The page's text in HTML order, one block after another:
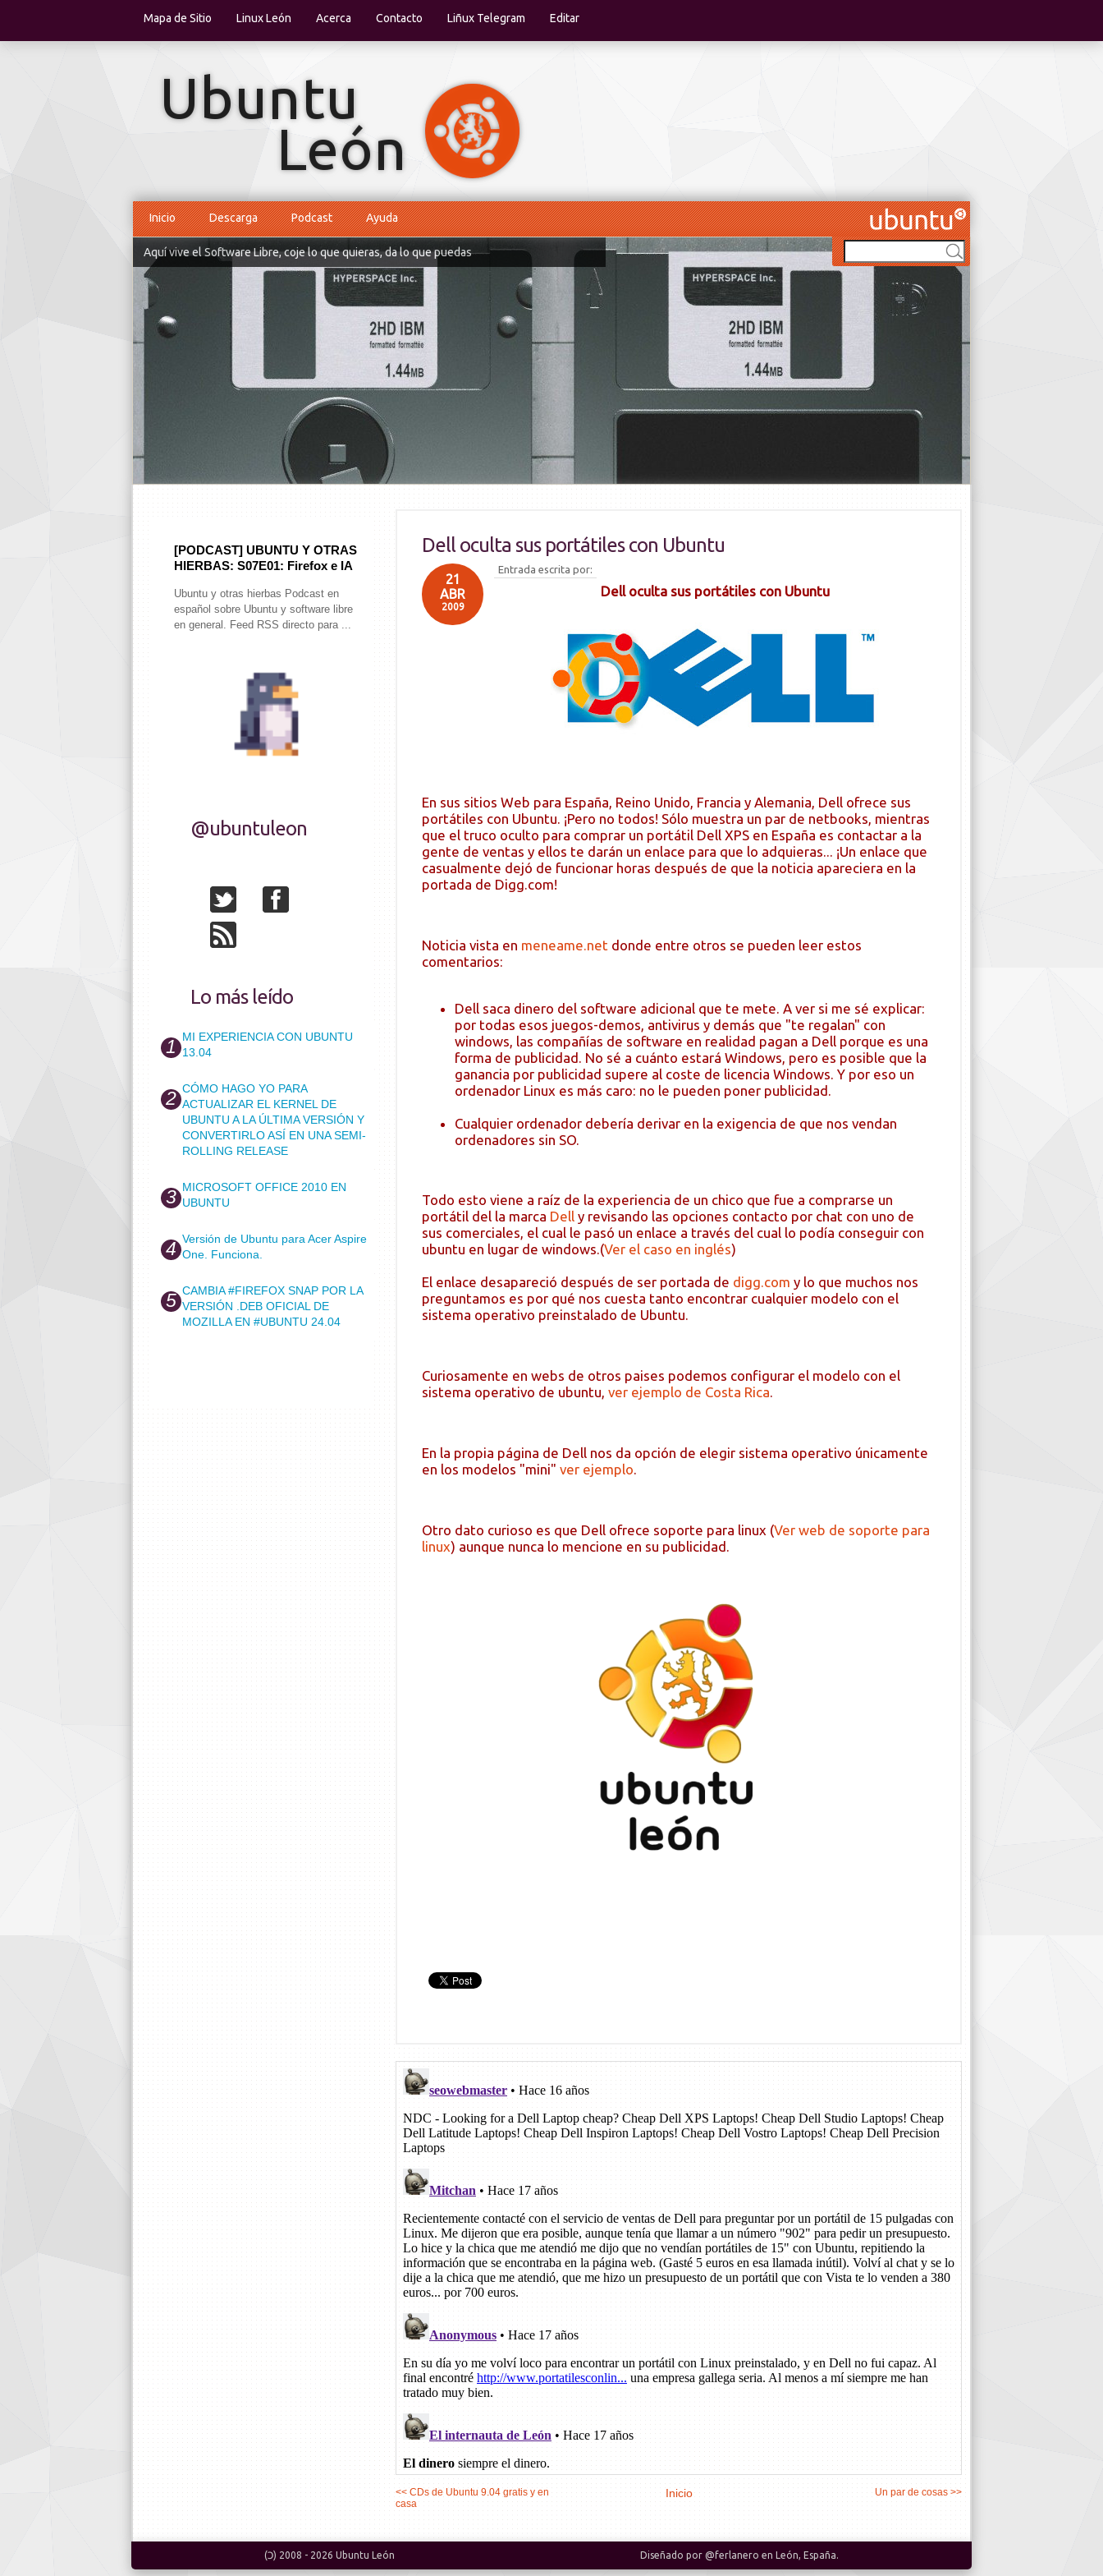
Mapa de Sitio Linux León Acerca Contacto Liñux Telegram Editar
Inicio Descarga Podcast Ayuda
Aquí vive el Software Libre, coje lo que quieras, da lo que puedas
Dell oculta sus portátiles con Ubuntu
Entrada escrita por:
21
ABR
2009
Dell oculta sus portátiles con Ubuntu
En sus sitios Web para España, Reino Unido, Francia y Alemania, Dell ofrece sus
portátiles con Ubuntu. ¡Pero no todos! Sólo muestra un par de netbooks, mientras
que el truco oculto para comprar un portátil Dell XPS en España es contactar a la
gente de ventas y ellos te darán un enlace para que lo adquieras... ¡Un enlace que
casualmente dejó de funcionar horas después de que la noticia apareciera en la
portada de Digg.com!
Noticia vista en meneame.net donde entre otros se pueden leer estos
comentarios:
Dell saca dinero del software adicional que te mete. A ver si me sé explicar:
por todas esos juegos-demos, antivirus y demás que "te regalan" con
windows, las compañías de software en realidad pagan a Dell porque es una
forma de publicidad. No sé a cuánto estará Windows, pero es posible que la
ganancia por publicidad supere al coste de licencia Windows. Y por eso un
ordenador Linux es más caro: no le pueden poner publicidad.
Cualquier ordenador debería derivar en la exigencia de que nos vendan
ordenadores sin SO.
Todo esto viene a raíz de la experiencia de un chico que fue a comprarse un
portátil del la marca Dell y revisando las opciones contacto por chat con uno de
sus comerciales, el cual le pasó un enlace a través del cual lo podía conseguir con
ubuntu en lugar de windows.(Ver el caso en inglés)
El enlace desapareció después de ser portada de digg.com y lo que muchos nos
preguntamos es por qué nos cuesta tanto encontrar cualquier modelo con el
sistema operativo preinstalado de Ubuntu.
Curiosamente en webs de otros paises podemos configurar el modelo con el
sistema operativo de ubuntu, ver ejemplo de Costa Rica.
En la propia página de Dell nos da opción de elegir sistema operativo únicamente
en los modelos "mini" ver ejemplo.
Otro dato curioso es que Dell ofrece soporte para linux (Ver web de soporte para
linux) aunque nunca lo mencione en su publicidad.
<< CDs de Ubuntu 9.04 gratis y en
casa
Un par de cosas >>
Inicio
[PODCAST] UBUNTU Y OTRAS
HIERBAS: S07E01: Firefox e IA
Ubuntu y otras hierbas Podcast en
español sobre Ubuntu y software libre
en general. Feed RSS directo para ...
@ubuntuleon
Lo más leído
MI EXPERIENCIA CON UBUNTU
13.04
CÓMO HAGO YO PARA
ACTUALIZAR EL KERNEL DE
UBUNTU A LA ÚLTIMA VERSIÓN Y
CONVERTIRLO ASÍ EN UNA SEMI-
ROLLING RELEASE
MICROSOFT OFFICE 2010 EN
UBUNTU
Versión de Ubuntu para Acer Aspire
One. Funciona.
CAMBIA #FIREFOX SNAP POR LA
VERSIÓN .DEB OFICIAL DE
MOZILLA EN #UBUNTU 24.04
(Ɔ) 2008 - 2026 Ubuntu León Diseñado por @ferlanero en León, España.